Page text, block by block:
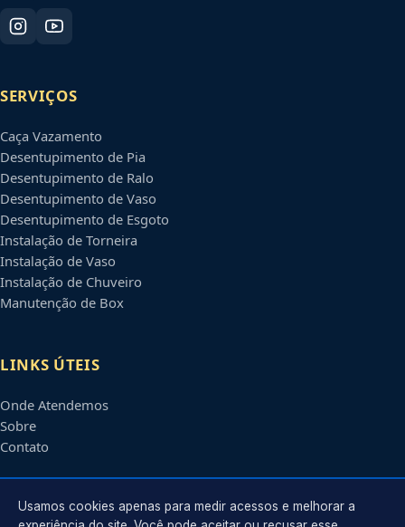
SERVIÇOS
Caça Vazamento
Desentupimento de Pia
Desentupimento de Ralo
Desentupimento de Vaso
Desentupimento de Esgoto
Instalação de Torneira
Instalação de Vaso
Instalação de Chuveiro
Manutenção de Box
LINKS ÚTEIS
Onde Atendemos
Sobre
Contato
CONTATO
Usamos cookies apenas para medir acessos e melhorar a